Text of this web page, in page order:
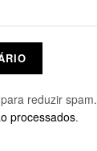
reduzir spam.
processados.